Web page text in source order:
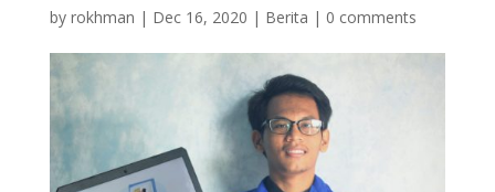
by rokhman | Dec 16, 2020 | Berita | 0 comments